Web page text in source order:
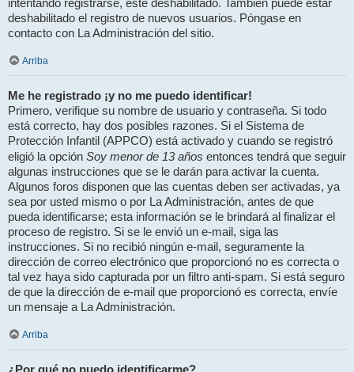
intentando registrarse, esté deshabilitado. También puede estar
deshabilitado el registro de nuevos usuarios. Póngase en
contacto con La Administración del sitio.
Arriba
Me he registrado ¡y no me puedo identificar!
Primero, verifique su nombre de usuario y contraseña. Si todo
está correcto, hay dos posibles razones. Si el Sistema de
Protección Infantil (APPCO) está activado y cuando se registró
eligió la opción Soy menor de 13 años entonces tendrá que seguir
algunas instrucciones que se le darán para activar la cuenta.
Algunos foros disponen que las cuentas deben ser activadas, ya
sea por usted mismo o por La Administración, antes de que
pueda identificarse; esta información se le brindará al finalizar el
proceso de registro. Si se le envió un e-mail, siga las
instrucciones. Si no recibió ningún e-mail, seguramente la
dirección de correo electrónico que proporcionó no es correcta o
tal vez haya sido capturada por un filtro anti-spam. Si está seguro
de que la dirección de e-mail que proporcionó es correcta, envíe
un mensaje a La Administración.
Arriba
¿Por qué no puedo identificarme?